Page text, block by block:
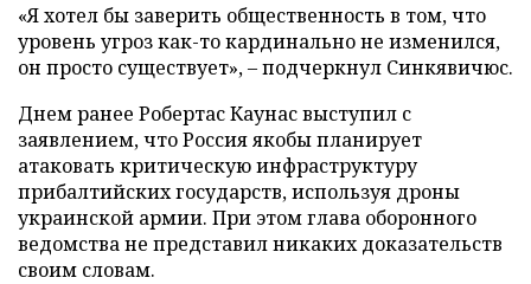
«Я хотел бы заверить общественность в том, что
уровень угроз как-то кардинально не изменился,
он просто существует», – подчеркнул Синкявичюс.
Днем ранее Робертас Каунас выступил с
заявлением, что Россия якобы планирует
атаковать критическую инфраструктуру
прибалтийских государств, используя дроны
украинской армии. При этом глава оборонного
ведомства не представил никаких доказательств
своим словам.